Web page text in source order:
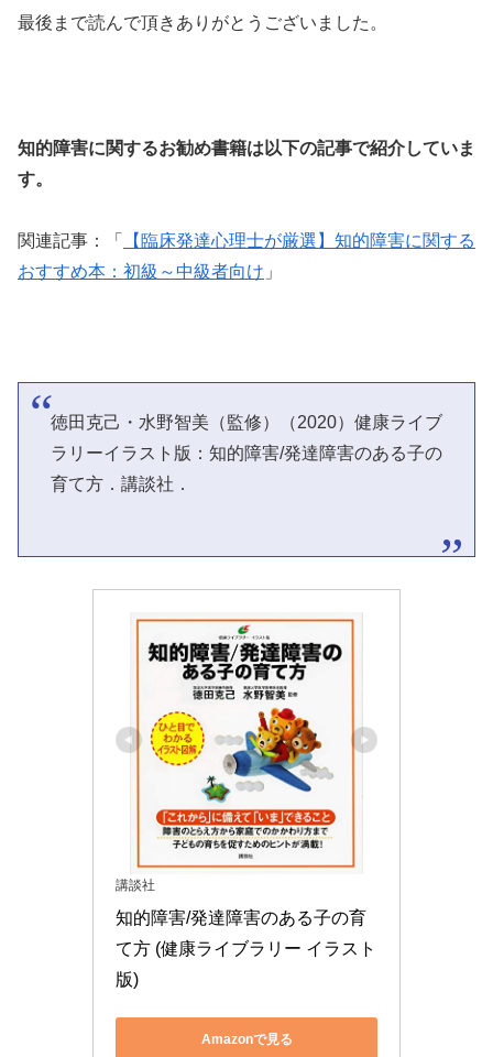
最後まで読んで頂きありがとうございました。
知的障害に関するお勧め書籍は以下の記事で紹介していま
す。
関連記事：「
【臨床発達心理士が厳選】知的障害に関する
おすすめ本：初級～中級者向け 」
徳田克己・水野智美（監修）（2020）健康ライブ
ラリーイラスト版：知的障害/発達障害のある子の
育て方．講談社．
講談社
知的障害/発達障害のある子の育
て方 (健康ライブラリー イラスト
版)
Amazonで見る